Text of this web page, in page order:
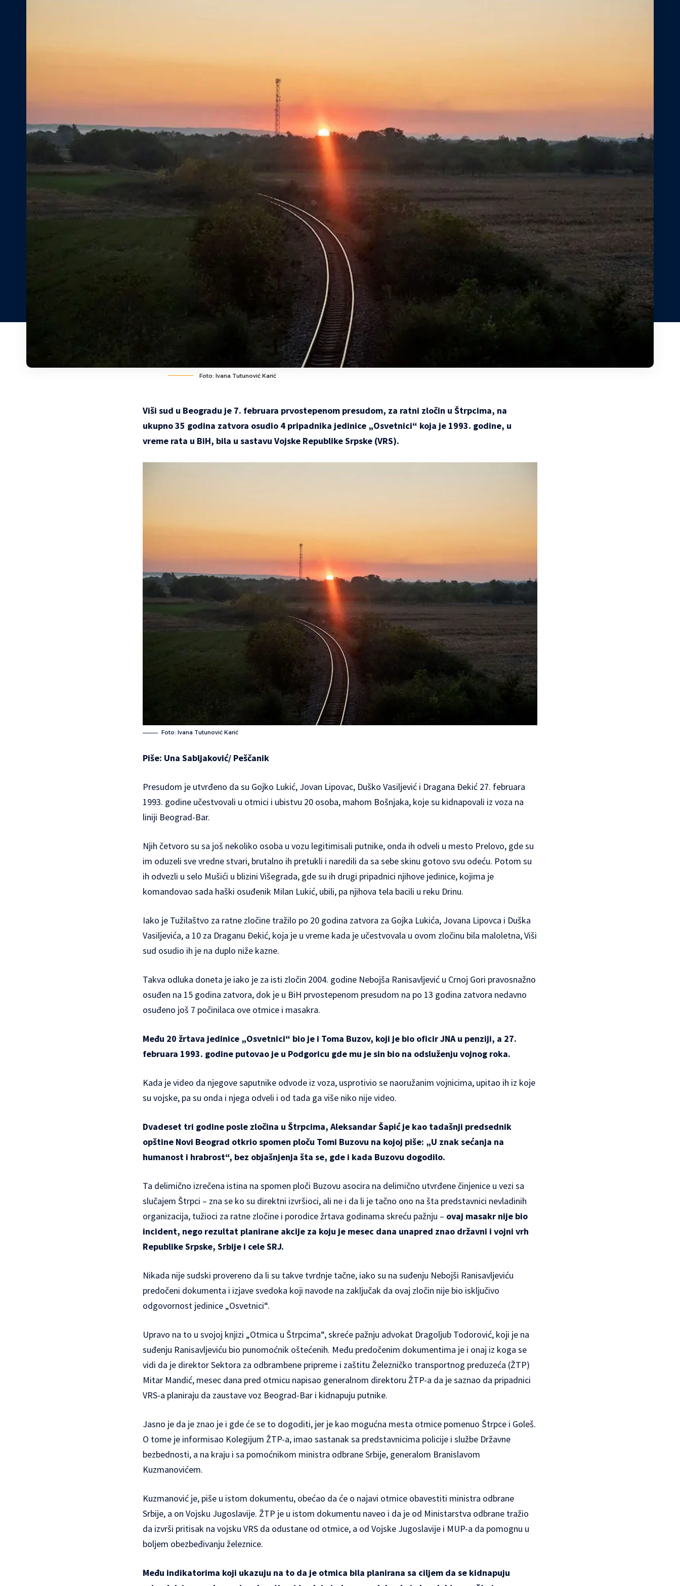
Foto: Ivana Tutunović Karić
Viši sud u Beogradu je 7. februara prvostepenom presudom, za ratni zločin u Štrpcima, na
ukupno 35 godina zatvora osudio 4 pripadnika jedinice „Osvetnici“ koja je 1993. godine, u
vreme rata u BiH, bila u sastavu Vojske Republike Srpske (VRS).
Foto: Ivana Tutunović Karić
Piše: Una Sabljaković/ Peščanik
Presudom je utvrđeno da su Gojko Lukić, Jovan Lipovac, Duško Vasiljević i Dragana Đekić 27. februara
1993. godine učestvovali u otmici i ubistvu 20 osoba, mahom Bošnjaka, koje su kidnapovali iz voza na
liniji Beograd-Bar.
Njih četvoro su sa još nekoliko osoba u vozu legitimisali putnike, onda ih odveli u mesto Prelovo, gde su
im oduzeli sve vredne stvari, brutalno ih pretukli i naredili da sa sebe skinu gotovo svu odeću. Potom su
ih odvezli u selo Mušići u blizini Višegrada, gde su ih drugi pripadnici njihove jedinice, kojima je
komandovao sada haški osuđenik Milan Lukić, ubili, pa njihova tela bacili u reku Drinu.
Iako je Tužilaštvo za ratne zločine tražilo po 20 godina zatvora za Gojka Lukića, Jovana Lipovca i Duška
Vasiljevića, a 10 za Draganu Đekić, koja je u vreme kada je učestvovala u ovom zločinu bila maloletna, Viši
sud osudio ih je na duplo niže kazne.
Takva odluka doneta je iako je za isti zločin 2004. godine Nebojša Ranisavljević u Crnoj Gori pravosnažno
osuđen na 15 godina zatvora, dok je u BiH prvostepenom presudom na po 13 godina zatvora nedavno
osuđeno još 7 počinilaca ove otmice i masakra.
Među 20 žrtava jedinice „Osvetnici“ bio je i Toma Buzov, koji je bio oficir JNA u penziji, a 27.
februara 1993. godine putovao je u Podgoricu gde mu je sin bio na odsluženju vojnog roka.
Kada je video da njegove saputnike odvode iz voza, usprotivio se naoružanim vojnicima, upitao ih iz koje
su vojske, pa su onda i njega odveli i od tada ga više niko nije video.
Dvadeset tri godine posle zločina u Štrpcima, Aleksandar Šapić je kao tadašnji predsednik
opštine Novi Beograd otkrio spomen ploču Tomi Buzovu na kojoj piše: „U znak sećanja na
humanost i hrabrost“, bez objašnjenja šta se, gde i kada Buzovu dogodilo.
Ta delimično izrečena istina na spomen ploči Buzovu asocira na delimično utvrđene činjenice u vezi sa
slučajem Štrpci – zna se ko su direktni izvršioci, ali ne i da li je tačno ono na šta predstavnici nevladinih
organizacija, tužioci za ratne zločine i porodice žrtava godinama skreću pažnju – ovaj masakr nije bio
incident, nego rezultat planirane akcije za koju je mesec dana unapred znao državni i vojni vrh
Republike Srpske, Srbije i cele SRJ.
Nikada nije sudski provereno da li su takve tvrdnje tačne, iako su na suđenju Nebojši Ranisavljeviću
predočeni dokumenta i izjave svedoka koji navode na zaključak da ovaj zločin nije bio isključivo
odgovornost jedinice „Osvetnici“.
Upravo na to u svojoj knjizi „Otmica u Štrpcima“, skreće pažnju advokat Dragoljub Todorović, koji je na
suđenju Ranisavljeviću bio punomoćnik oštećenih. Među predočenim dokumentima je i onaj iz koga se
vidi da je direktor Sektora za odbrambene pripreme i zaštitu Železničko transportnog preduzeća (ŽTP)
Mitar Mandić, mesec dana pred otmicu napisao generalnom direktoru ŽTP-a da je saznao da pripadnici
VRS-a planiraju da zaustave voz Beograd-Bar i kidnapuju putnike.
Jasno je da je znao je i gde će se to dogoditi, jer je kao mogućna mesta otmice pomenuo Štrpce i Goleš.
O tome je informisao Kolegijum ŽTP-a, imao sastanak sa predstavnicima policije i službe Državne
bezbednosti, a na kraju i sa pomoćnikom ministra odbrane Srbije, generalom Branislavom
Kuzmanovićem.
Kuzmanović je, piše u istom dokumentu, obećao da će o najavi otmice obavestiti ministra odbrane
Srbije, a on Vojsku Jugoslavije. ŽTP je u istom dokumentu naveo i da je od Ministarstva odbrane tražio
da izvrši pritisak na vojsku VRS da odustane od otmice, a od Vojske Jugoslavije i MUP-a da pomognu u
boljem obezbeđivanju železnice.
Među indikatorima koji ukazuju na to da je otmica bila planirana sa ciljem da se kidnapuju